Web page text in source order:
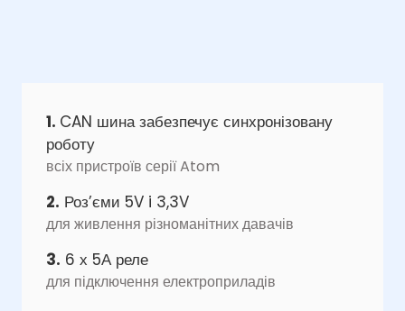
1. CAN шина забезпечує синхронізовану
роботу
всіх пристроїв серії Atom
2. Роз’єми 5V i 3,3V
для живлення різноманітних давачів
3. 6 х 5А реле
для підключення електроприладів